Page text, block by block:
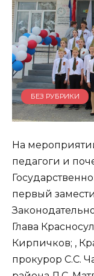
БЕЗ РУБРИКИ
На
педагоги и
первый
Глава
Кирпичков; ,
прокурор С.С.